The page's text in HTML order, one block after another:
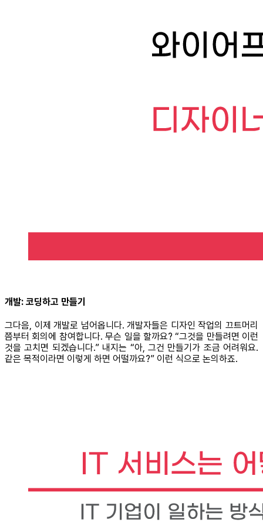
개발: 코딩하고 만들기
그다음, 이제 개발로 넘어옵니다. 개발자들은 디자인 작업의 끄트머리
쯤부터 회의에 참여합니다. 무슨 일을 할까요? “그것을 만들려면 이런
것을 고치면 되겠습니다.” 내지는 “아, 그건 만들기가 조금 어려워요.
같은 목적이라면 이렇게 하면 어떨까요?” 이런 식으로 논의하죠.